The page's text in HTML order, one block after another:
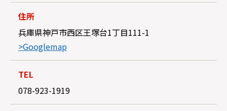
住所
兵庫県神戸市西区王塚台1丁目111-1
>Googlemap
TEL
078-923-1919